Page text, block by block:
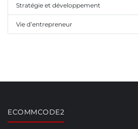
Stratégie et développement
Vie d’entrepreneur
ECOMMCODE2